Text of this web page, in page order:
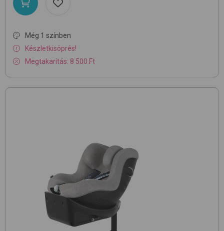
Még 1 színben
Készletkisöprés!
Megtakarítás: 8 500 Ft